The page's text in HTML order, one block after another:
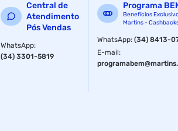
Central de
Atendimento
Pós Vendas
WhatsApp:
(34) 3301-5819
Programa
Benefícios
Martins -
WhatsApp:(34) 8413-
E-mail: